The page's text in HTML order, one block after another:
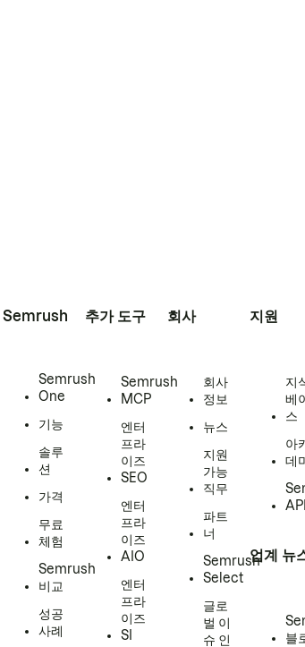
Semrush
Semrush
One
기능
솔루
션
가격
무료
체험
Semrush
비교
성공
사례
추가 도구
Semrush
MCP
엔터
프라
이즈
SEO
엔터
프라
이즈
AIO
엔터
프라
이즈
SI
회사
회사
정보
뉴스
지원
가능
직무
파트
너
Semrush
Select
글로
벌 이
슈 인
지원
지
베
스
아
데
업계 뉴
블